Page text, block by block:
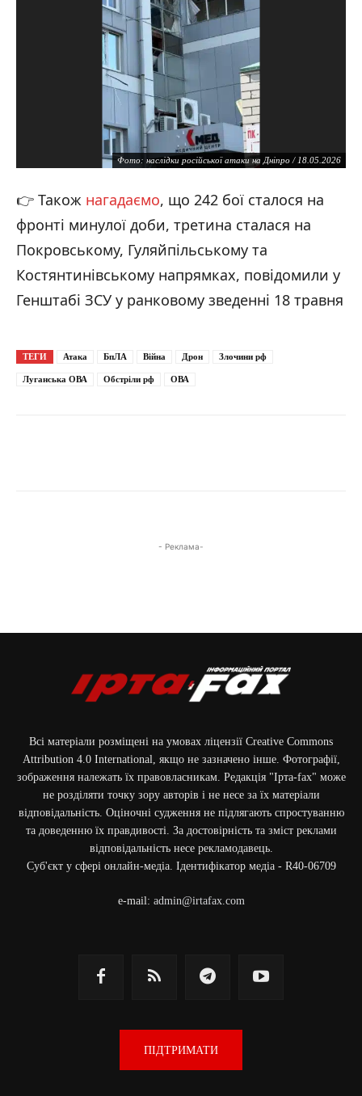
Фото: наслідки російської атаки на Дніпро / 18.05.2026
Фото: наслідки російської атаки на Дніпро / 18.05.2026
👉 Також нагадаємо, що 242 бої сталося на
фронті минулої доби, третина сталася на
Покровському, Гуляйпільському та
Костянтинівському напрямках, повідомили у
Генштабі ЗСУ у ранковому зведенні 18 травня
ТЕГИ Атака БпЛА Війна Дрон Злочини рф
Луганська ОВА Обстріли рф ОВА
- Реклама-
Всі матеріали розміщені на умовах ліцензії Creative Commons
Attribution 4.0 International, якщо не зазначено інше. Фотографії,
зображення належать їх правовласникам. Редакція "Ірта-fax" може
не розділяти точку зору авторів і не несе за їх матеріали
відповідальність. Оціночні судження не підлягають спростуванню
та доведенню їх правдивості. За достовірність та зміст реклами
відповідальність несе рекламодавець.
Cуб'єкт у сфері онлайн-медіа. Ідентифікатор медіа - R40-06709
e-mail: admin@irtafax.com
ПІДТРИМАТИ